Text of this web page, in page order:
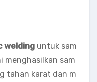
welding untuk sam
menghasilkan sam
tahan karat dan m